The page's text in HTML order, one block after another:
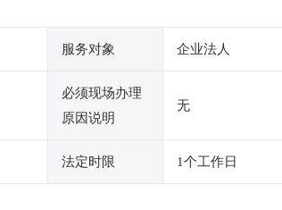
服务对象 企业法人
必须现场办理
原因说明
无
法定时限 1个工作日